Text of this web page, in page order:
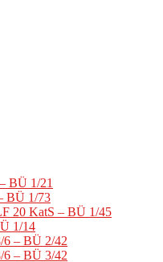
BÜ 1/21
BÜ 1/73
20 KatS – BÜ 1/45
1/14
6 – BÜ 2/42
6 – BÜ 3/42